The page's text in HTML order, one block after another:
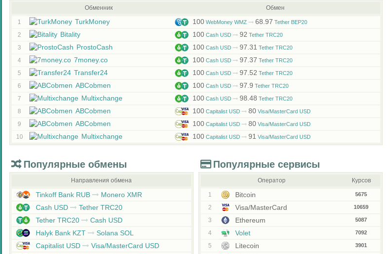
Обменник Обмен
1 TurkMoney 100WebMoney WMZ 68.97 Tether BEP20
2 Bitality 100Cash USD 92 Tether TRC20
3 ProstoCash 100Cash USD 97.31 Tether TRC20
4 7money.co 100Cash USD 97.37 Tether TRC20
5 Transfer24 100Cash USD 97.52 Tether TRC20
6 ABCobmen 100Cash USD 97.9 Tether TRC20
7 Multixchange 100Cash USD 98.48 Tether TRC20
8 ABCobmen 100Capitalist USD 80Visa/MasterCard USD
9 ABCobmen 100Capitalist USD 80Visa/MasterCard USD
10 Multixchange 100Capitalist USD 91 Visa/MasterCard USD
Популярные обмены
Направления обмена
Tinkoff Bank RUB
Monero XMR
Cash USD
Tether TRC20
Tether TRC20
Cash USD
Halyk Bank KZT
Solana SOL
Capitalist USD
Visa/MasterCard USD
Популярные сервисы
Оператор Курсов
1 Bitcoin 5675
2 Visa/MasterCard 10659
3 Ethereum 5087
4 Volet 7092
5 Litecoin 3901